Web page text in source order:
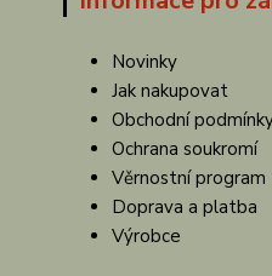
Novinky
Jak nakupovat
Obchodní
Ochrana soukromí
Věrnostní program
Doprava a platba
Výrobce